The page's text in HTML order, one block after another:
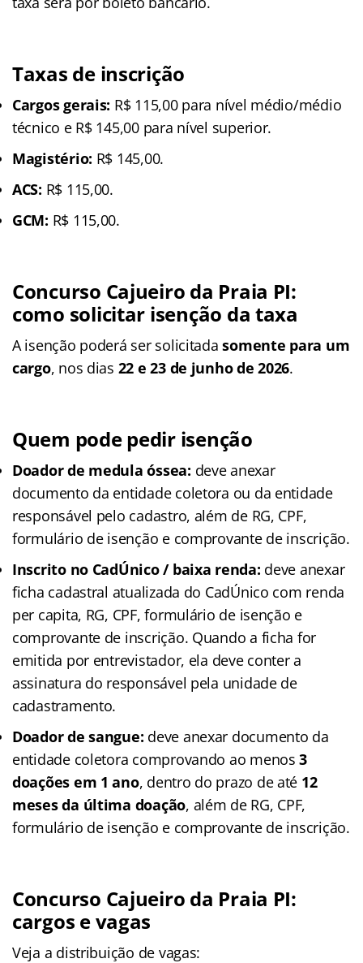
Taxas de inscrição
Cargos gerais: R$ 115,00 para nível médio/médio
técnico e R$ 145,00 para nível superior.
Magistério: R$ 145,00.
ACS: R$ 115,00.
GCM: R$ 115,00.
Concurso Cajueiro da Praia PI:
como solicitar isenção da taxa
A isenção poderá ser solicitadasomente para um
cargo, nos dias 22 e 23 de junho de 2026.
Quem pode pedir isenção
Doador de medula óssea: deve anexar
documento da entidade coletora ou da entidade
responsável pelo cadastro, além de RG, CPF,
formulário de isenção e comprovante de inscrição.
Inscrito no CadÚnico / baixa renda: deve anexar
ficha cadastral atualizada do CadÚnico com renda
per capita, RG, CPF, formulário de isenção e
comprovante de inscrição. Quando a ficha for
emitida por entrevistador, ela deve conter a
assinatura do responsável pela unidade de
cadastramento.
Doador de sangue: deve anexar documento da
entidade coletora comprovando ao menos3
doações em 1 ano, dentro do prazo de até 12
meses da última doação, além de RG, CPF,
formulário de isenção e comprovante de inscrição.
Concurso Cajueiro da Praia PI:
cargos e vagas
Veja a distribuição de vagas: